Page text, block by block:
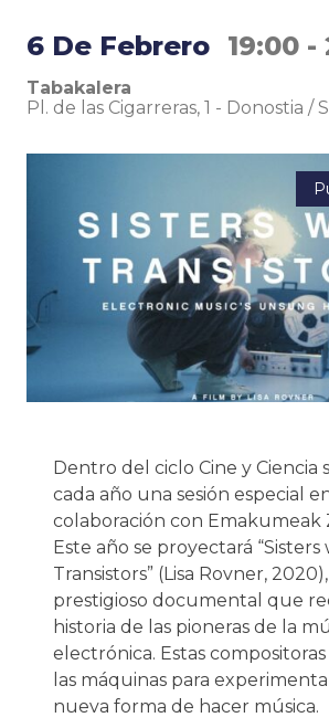
6 De Febrero 19:00 -
Tabakalera
Pl. de las Cigarreras, 1 - Donostia /
Dentro del ciclo Cine y Ciencia
cada año una sesión especial
colaboración con Emakumeak
Este año se proyectará “Sisters
Transistors” (Lisa Rovner,
prestigioso documental que
historia de las pioneras de la
electrónica. Estas
las máquinas para
nueva forma de hacer música.